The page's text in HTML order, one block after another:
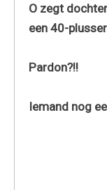
O zegt
een 40-
Pardon?!!
Iemand nog